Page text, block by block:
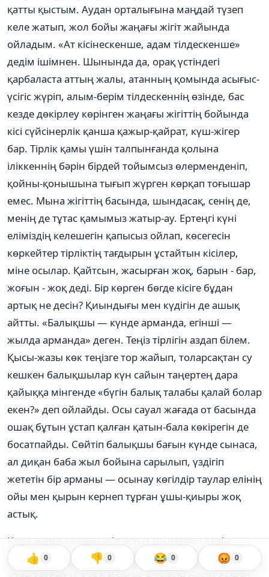
қатты қыстым. Аудан орталығына маңдай түзеп
келе жатып, жол бойы жаңағы жігіт жайында
ойладым. «Ат кісінескенше, адам тілдескенше»
дедім ішімнен. Шынында да, орақ үстіндегі
қарбаласта аттың жалы, атанның қомында асығыс-
үсігіс жүріп, алым-берім тілдескеннің өзінде, бас
кезде дөкірлеу көрінген жаңағы жігіттің бойында
кісі сүйсінерлік қанша қажыр-қайрат, күш-жігер
бар. Тірлік қамы үшін талпынғанда қолына
іліккеннің бәрін бірдей тойымсыз өлерменденіп,
қойны-қонышына тығып жүрген көрқап тоғышар
емес. Мына жігіттің басында, шындасақ, сенің де,
менің де тұтас қамымыз жатыр-ау. Ертеңгі күні
еліміздің келешегін қапысыз ойлап, көсегесін
көркейтер тірліктің тағдырын ұстайтын кісілер,
міне осылар. Қайтсын, жасырған жоқ, барын - бар,
жоғын - жоқ деді. Бір көрген бөгде кісіге бұдан
артық не десін? Қиындығы мен күдігін де ашық
айтты. «Балықшы — күнде арманда, егінші —
жылда арманда» деген. Теңіз тірлігін аздап білем.
Қысы-жазы көк теңізге тор жайып, толарсақтан су
кешкен балықшылар күн сайын таңертең дара
қайыққа мінгенде «бүгін балық талабы қалай болар
екен?» деп ойлайды. Осы сауал жағада от басында
ошақ бұтын ұстап қалған қатын-бала көкірегін де
босатпайды. Сөйтіп балықшы бағын күнде сынаса,
ал диқан баба жыл бойына сарылып, үздігіп
жететін бір арманы — осынау көгілдір таулар елінің
ойы мен қырын кернеп тұрған ұшы-қиыры жоқ
астық.
Қара жерге қолдан егіп астық шығарған елдің
кісілері құдды жас бала баққан ана сияқты екі қолы
👍 0 👎 0 😂 0 😡 0